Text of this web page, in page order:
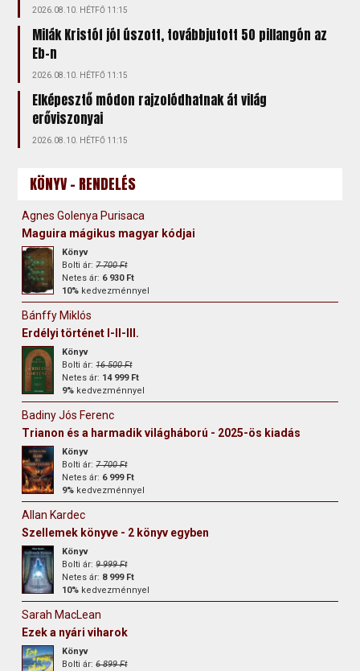
2026.08.10. HÉTFŐ 11:15
Milák Kristóf jól úszott, továbbjutott 50 pillangón az
Eb-n
2026.08.10. HÉTFŐ 11:15
Elképesztő módon rajzolódhatnak át világ
erőviszonyai
2026.08.10. HÉTFŐ 11:15
KÖNYV - RENDELÉS
Agnes Golenya Purisaca
Maguira mágikus magyar kódjai
Könyv
Bolti ár:7 700 Ft
Netes ár: 6 930 Ft
10% kedvezménnyel
Bánffy Miklós
Erdélyi történet I-II-III.
Könyv
Bolti ár:16 500 Ft
Netes ár: 14 999 Ft
9% kedvezménnyel
Badiny Jós Ferenc
Trianon és a harmadik világháború - 2025-ös kiadás
Könyv
Bolti ár:7 700 Ft
Netes ár: 6 999 Ft
9% kedvezménnyel
Allan Kardec
Szellemek könyve - 2 könyv egyben
Könyv
Bolti ár:9 999 Ft
Netes ár: 8 999 Ft
10% kedvezménnyel
Sarah MacLean
Ezek a nyári viharok
Könyv
Bolti ár:6 899 Ft